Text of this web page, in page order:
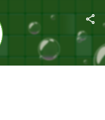
त्सेरिंग लैंडोल से